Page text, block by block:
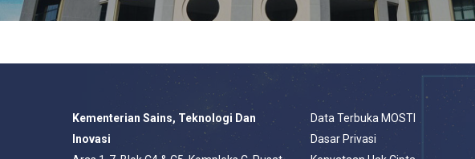
Kementerian Sains, Teknologi Dan
Inovasi
Data Terbuka MOSTI
Dasar Privasi